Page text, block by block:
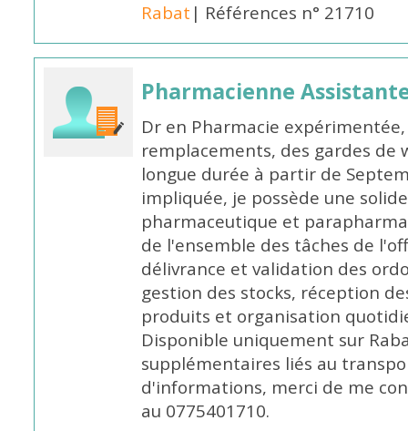
Rabat | Références n° 21710
Pharmacienne
Dr en Pharmacie
remplacements, des gardes de
longue durée à partir de
impliquée, je possède une
pharmaceutique et
de l'ensemble des tâches de
délivrance et validation des
gestion des stocks, réception
produits et organisation
Disponible uniquement sur
supplémentaires liés au
d'informations, merci de me
au 0775401710.